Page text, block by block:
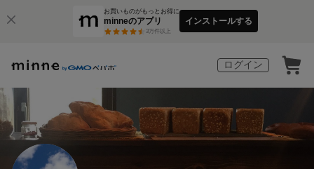
お買いものがもっとお得に
minneのアプリ
3万件以上
インストールする
ログイン